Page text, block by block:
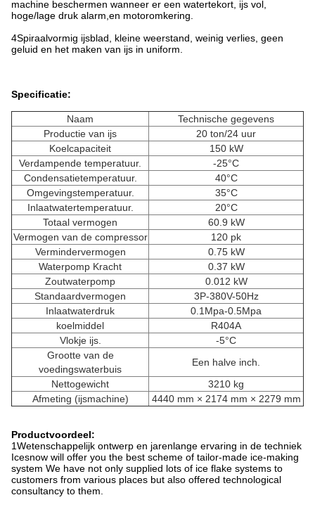
machine beschermen wanneer er een watertekort, ijs vol,
hoge/lage druk alarm,en motoromkering.
4Spiraalvormig ijsblad, kleine weerstand, weinig verlies, geen
geluid en het maken van ijs in uniform.
Specificatie:
Naam
Technische gegevens
Productie van ijs
20 ton/24 uur
Koelcapaciteit
150 kW
Verdampende temperatuur.
-25°C
Condensatietemperatuur.
40°C
Omgevingstemperatuur.
35°C
Inlaatwatertemperatuur.
20°C
Totaal vermogen
60.9 kW
Vermogen van de compressor
120 pk
Vermindervermogen
0.75 kW
Waterpomp Kracht
0.37 kW
Zoutwaterpomp
0.012 kW
Standaardvermogen
3P-380V-50Hz
Inlaatwaterdruk
0.1Mpa-0.5Mpa
koelmiddel
R404A
Vlokje ijs.
-5°C
Grootte van de
voedingswaterbuis
Een halve inch.
Nettogewicht
3210 kg
Afmeting (ijsmachine)
4440 mm × 2174 mm × 2279 mm
Productvoordeel:
1Wetenschappelijk ontwerp en jarenlange ervaring in de techniek
Icesnow will offer you the best scheme of tailor-made ice-making
system We have not only supplied lots of ice flake systems to
customers from various places but also offered technological
consultancy to them.